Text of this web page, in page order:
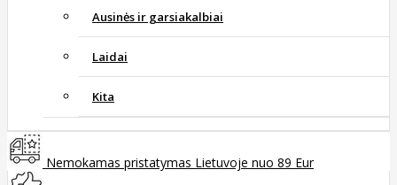
Ausinės ir garsiakalbiai
Laidai
Kita
Nemokamas pristatymas Lietuvoje nuo 89 Eur